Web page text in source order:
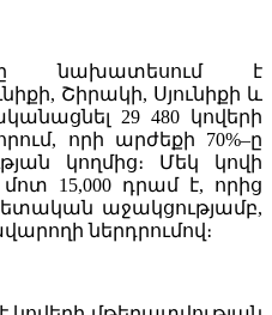
նախատեսում է
Շիրակի, Սյունիքի և
29 480 կովերի
որի արժեքի 70%–ը
կողմից։ Մեկ կովի
15,000 դրամ է, որից
աջակցությամբ,
ներդրումով։